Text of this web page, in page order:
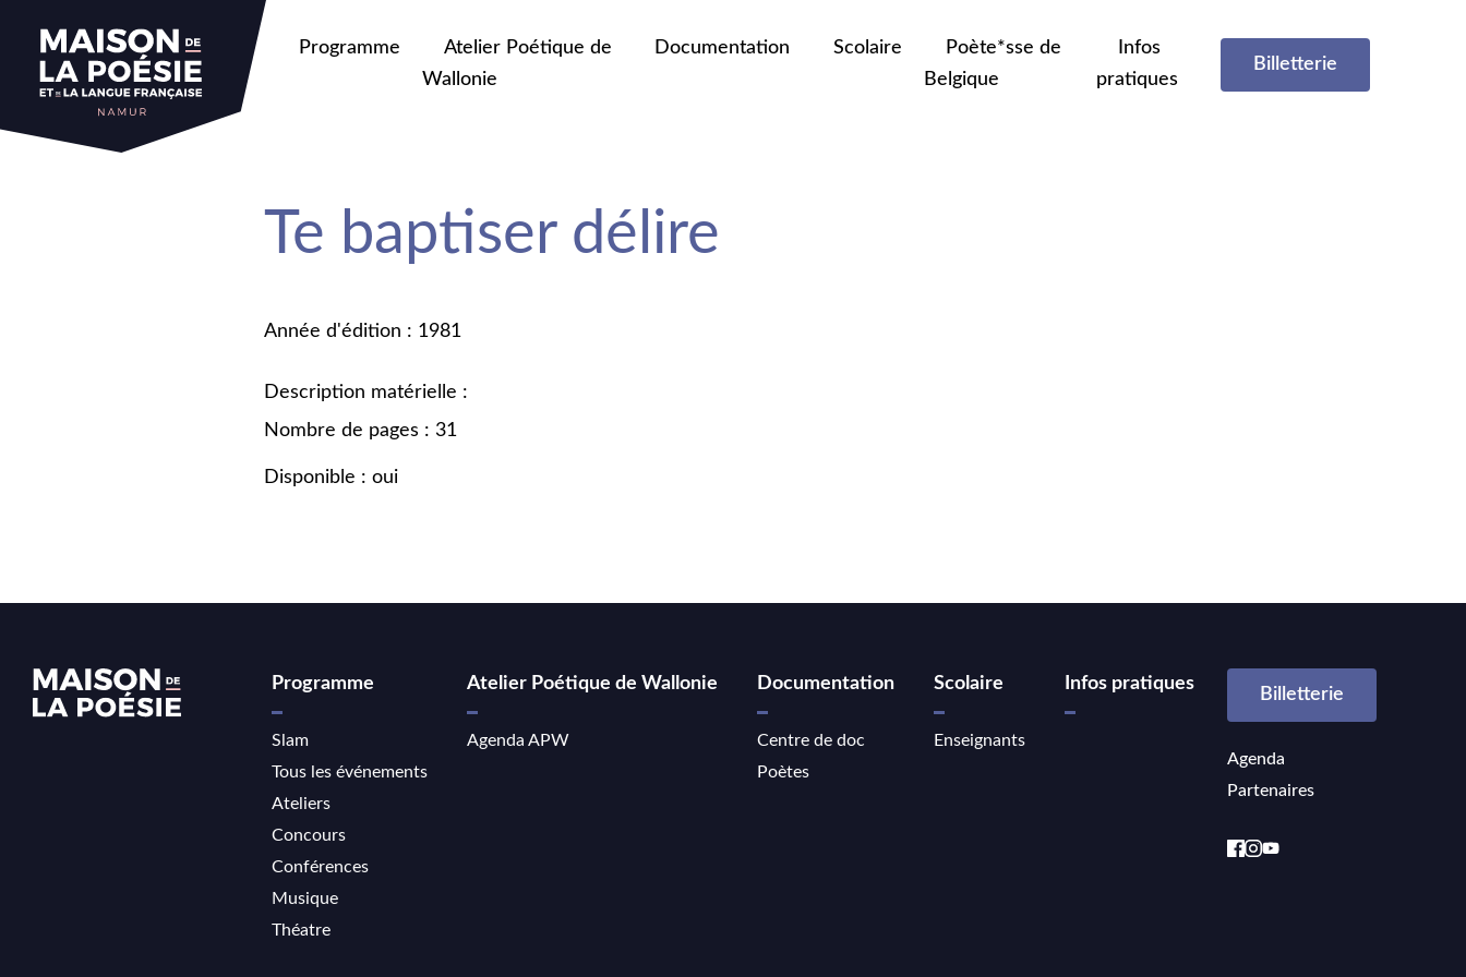
Programme
Atelier Poétique de
Wallonie
Documentation Scolaire
Poète*sse de
Belgique
Infos
pratiques
Billetterie
Te baptiser délire
Année d'édition : 1981
Description matérielle :
Nombre de pages : 31
Disponible : oui
Programme
Slam
Tous les événements
Ateliers
Concours
Conférences
Musique
Théatre
Atelier Poétique de Wallonie
Agenda APW
Documentation
Centre de doc
Poètes
Scolaire
Enseignants
Infos pratiques
Billetterie
Agenda
Partenaires